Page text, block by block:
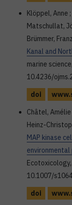
Klöppel, Anne
Matschullat,
Brümmer,
Kanal and
marine
10.4236/
doi
Châtel, Amélie
Heinz-
MAP kinase
10.1007/
doi